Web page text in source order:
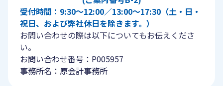
受付時間：9:30〜12:00／13:00〜17:30（土・日・
祝日、および弊社休日を除きます。）
お問い合わせの際は以下についてもお伝えくださ
い。
お問い合わせ番号：P005957
事務所名：原会計事務所